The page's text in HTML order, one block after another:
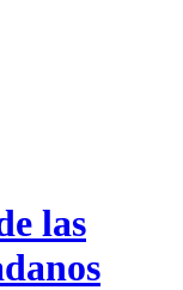
las